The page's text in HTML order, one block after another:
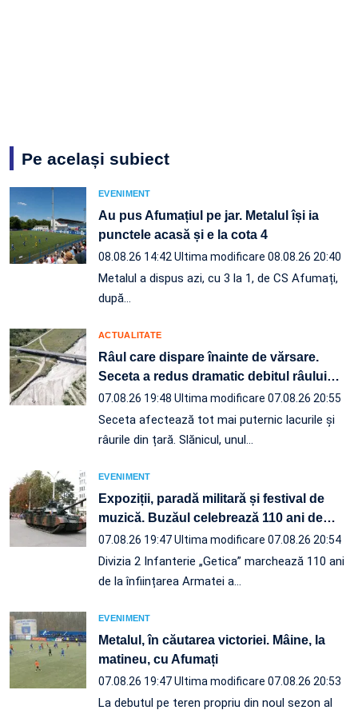
Pe același subiect
EVENIMENT
Au pus Afumațiul pe jar. Metalul își ia
punctele acasă și e la cota 4
08.08.26 14:42 Ultima modificare 08.08.26 20:40
Metalul a dispus azi, cu 3 la 1, de CS Afumați,
după…
ACTUALITATE
Râul care dispare înainte de vărsare.
Seceta a redus dramatic debitul râului…
07.08.26 19:48 Ultima modificare 07.08.26 20:55
Seceta afectează tot mai puternic lacurile și
râurile din țară. Slănicul, unul…
EVENIMENT
Expoziții, paradă militară și festival de
muzică. Buzăul celebrează 110 ani de…
07.08.26 19:47Ultima modificare 07.08.26 20:54
Divizia 2 Infanterie „Getica” marchează 110 ani
de la înființarea Armatei a…
EVENIMENT
Metalul, în căutarea victoriei. Mâine, la
matineu, cu Afumați
07.08.26 19:47Ultima modificare 07.08.26 20:53
La debutul pe teren propriu din noul sezon al